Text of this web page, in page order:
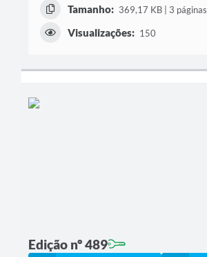
Tamanho: 369,17 KB | 3 páginas
Visualizações: 150
Edição nº 489